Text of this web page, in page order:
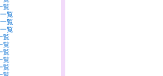
覧
覧
覧
覧
覧
覧
覧
覧
覧